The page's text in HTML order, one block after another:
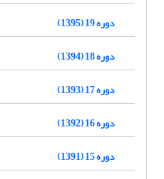
دوره 19 (1395)
دوره 18 (1394)
دوره 17 (1393)
دوره 16 (1392)
دوره 15 (1391)